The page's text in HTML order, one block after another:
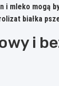
mleko mogą
białka
i